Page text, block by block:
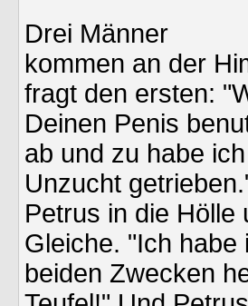
Drei Männer
kommen an der
fragt den ersten:
Deinen Penis
ab und zu habe
Unzucht
Petrus in die Hölle
Gleiche. "Ich habe
beiden Zwecken